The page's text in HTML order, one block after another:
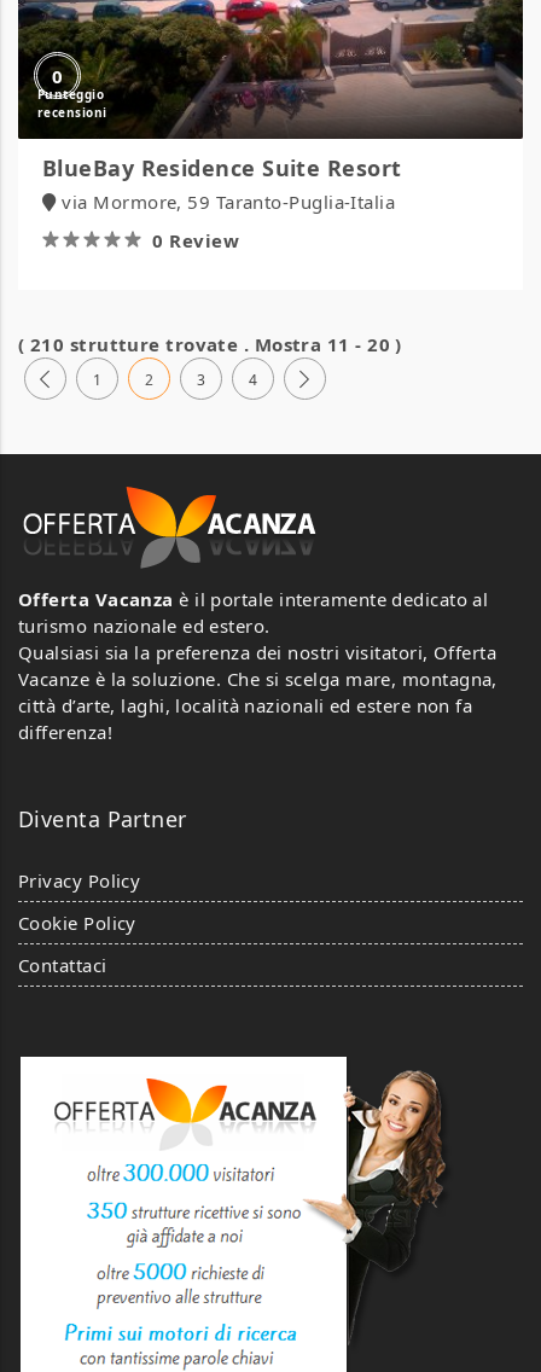
0
BlueBay Residence Suite Resort
via Mormore, 59 Taranto-Puglia-Italia
0 Review
( 210 strutture trovate . Mostra 11 - 20 )
1 2 3 4
Offerta Vacanza è il portale interamente dedicato al
turismo nazionale ed estero.
Qualsiasi sia la preferenza dei nostri visitatori, Offerta
Vacanze è la soluzione. Che si scelga mare, montagna,
città d’arte, laghi, località nazionali ed estere non fa
differenza!
Diventa Partner
Privacy Policy
Cookie Policy
Contattaci